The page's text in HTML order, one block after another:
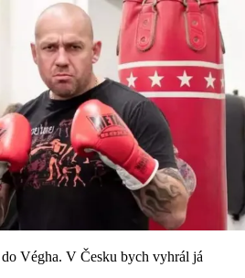
Végha. V Česku bych vyhrál já